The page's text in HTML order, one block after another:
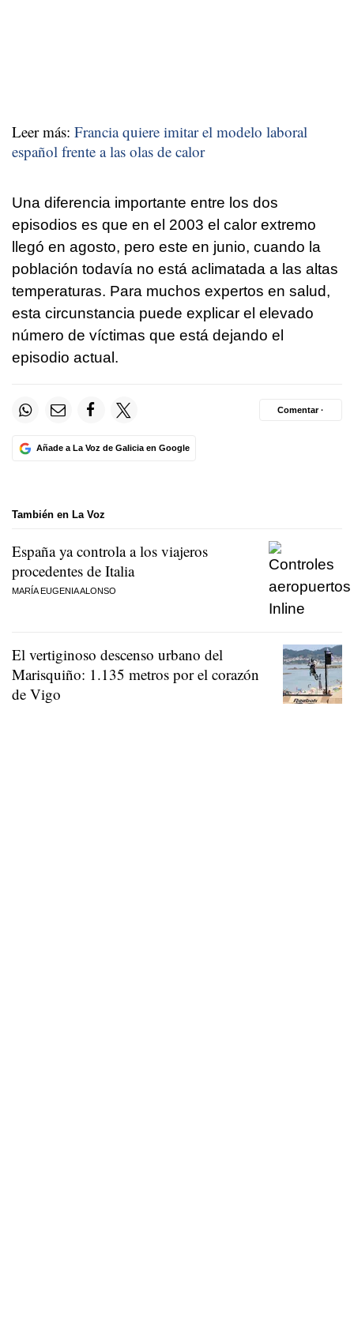
Leer más: Francia quiere imitar el modelo laboral
español frente a las olas de calor
Una diferencia importante entre los dos
episodios es que en el 2003 el calor extremo
llegó en agosto, pero este en junio, cuando la
población todavía no está aclimatada a las altas
temperaturas. Para muchos expertos en salud,
esta circunstancia puede explicar el elevado
número de víctimas que está dejando el
episodio actual.
Añade a La Voz de Galicia en Google
Comentar ·
También en La Voz
España ya controla a los viajeros
procedentes de Italia
MARÍA EUGENIA ALONSO
El vertiginoso descenso urbano del
Marisquiño: 1.135 metros por el corazón
de Vigo